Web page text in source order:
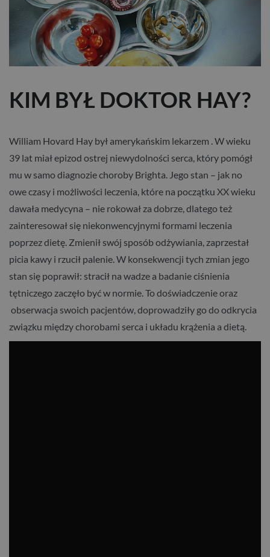
KIM BYŁ DOKTOR HAY?
William Hovard Hay był amerykańskim lekarzem . W wieku
39 lat miał epizod ostrej niewydolności serca, który pomógł
mu w samo diagnozie choroby Brighta. Jego stan – jak no
owe czasy i możliwości leczenia, które na początku XX wieku
dawała medycyna – nie rokował za dobrze, dlatego też
zainteresował się niekonwencyjnymi formami leczenia
poprzez dietę. Zmienił swój sposób odżywiania, zaprzestał
picia kawy i rzucił palenie. W konsekwencji tych zmian jego
stan się poprawił: stracił na wadze a badanie ciśnienia
tętniczego zaczęło być w normie. To doświadczenie oraz
obserwacja swoich pacjentów, doprowadziły go do odkrycia
związku między chorobami serca i układu krążenia a dietą.